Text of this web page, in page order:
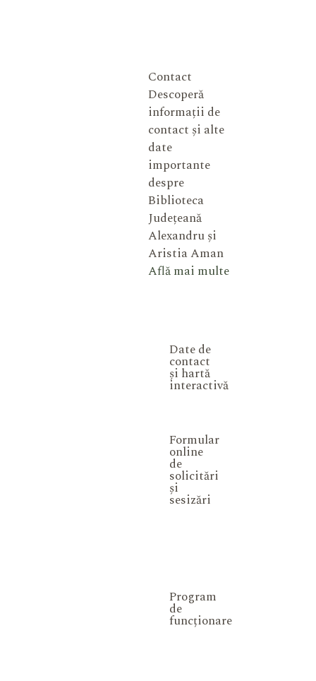
Contact
Descoperă
informații de
contact și alte
date
importante
despre
Biblioteca
Județeană
Alexandru și
Aristia Aman
Află mai multe
Date de
contact
și hartă
interactivă
Formular
online
de
solicitări
și
sesizări
Program
de
funcționare